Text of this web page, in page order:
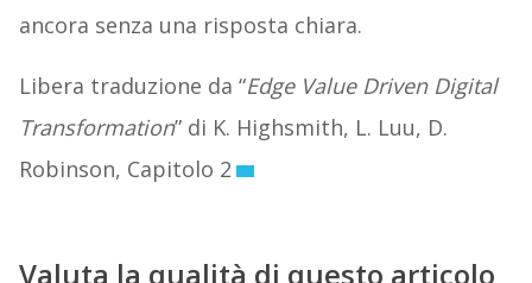
ancora senza una risposta chiara.
Libera traduzione da “Edge Value Driven Digital
Transformation” di K. Highsmith, L. Luu, D.
Robinson, Capitolo 2
Valuta la qualità di questo articolo